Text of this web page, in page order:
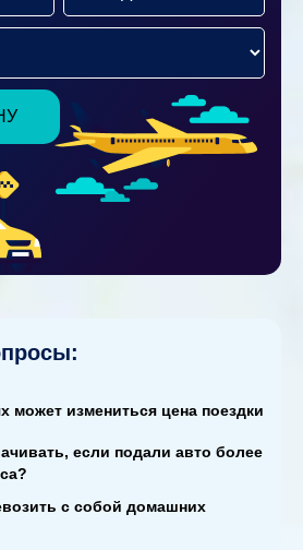
может измениться цена поездки
если подали авто более
с собой домашних